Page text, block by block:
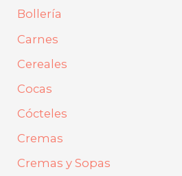
:Bollería
Carnes
Cereales
Cocas
Cócteles
Cremas
Cremas y Sopas